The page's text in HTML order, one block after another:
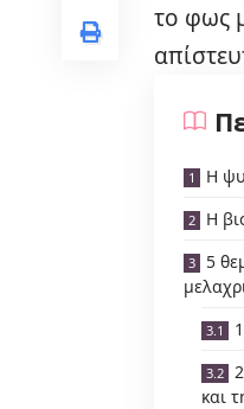
το φως
Η
Η
5
και